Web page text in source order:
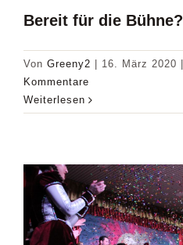
Bereit für die Bühne?
Von Greeny2 16. März 2020
Kommentare
Weiterlesen